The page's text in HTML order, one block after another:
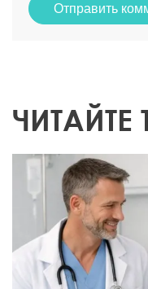
Отправить
ЧИТАЙТЕ